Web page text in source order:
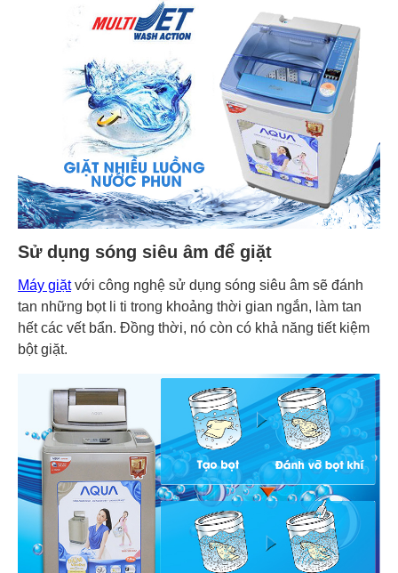
Sử dụng sóng siêu âm để giặt
Máy giặtvới công nghệ sử dụng sóng siêu âm sẽ đánh
tan những bọt li ti trong khoảng thời gian ngắn, làm tan
hết các vết bẩn. Đồng thời, nó còn có khả năng tiết kiệm
bột giặt.